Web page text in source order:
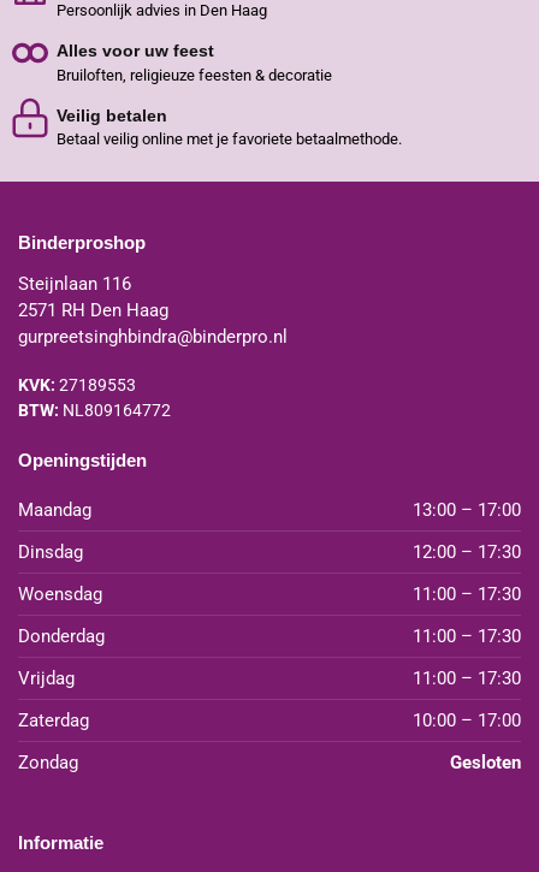
Persoonlijk advies in Den Haag
Alles voor uw feest
Bruiloften, religieuze feesten & decoratie
Veilig betalen
Betaal veilig online met je favoriete betaalmethode.
Binderproshop
Steijnlaan 116
2571 RH Den Haag
gurpreetsinghbindra@binderpro.nl
KVK: 27189553
BTW: NL809164772
Openingstijden
Maandag
13:00 – 17:00
Dinsdag
12:00 – 17:30
Woensdag
11:00 – 17:30
Donderdag
11:00 – 17:30
Vrijdag
11:00 – 17:30
Zaterdag
10:00 – 17:00
Zondag
Gesloten
Informatie